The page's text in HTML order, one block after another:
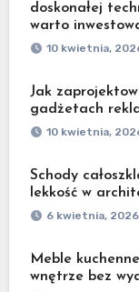
doskonałej
warto
10 kwietnia,
Jak
gadżetach
10 kwietnia,
Schody
lekkość w
6 kwietnia, 2026
Meble
wnętrze bez